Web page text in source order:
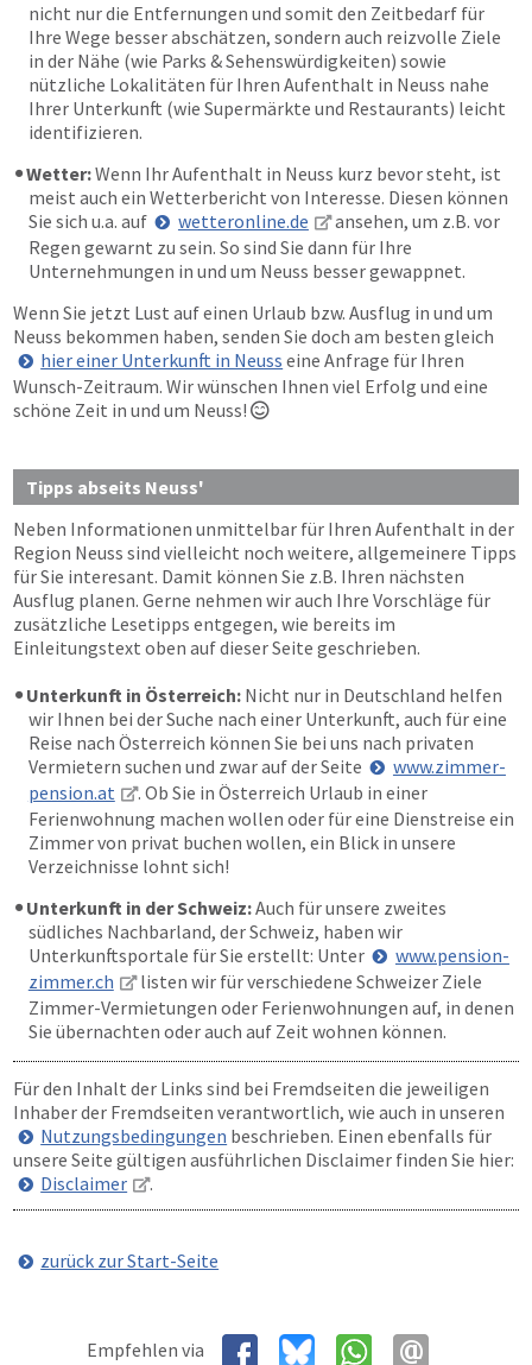
nicht nur die Entfernungen und somit den Zeitbedarf für
Ihre Wege besser abschätzen, sondern auch reizvolle Ziele
in der Nähe (wie Parks & Sehenswürdigkeiten) sowie
nützliche Lokalitäten für Ihren Aufenthalt in Neuss nahe
Ihrer Unterkunft (wie Supermärkte und Restaurants) leicht
identifizieren.
Wetter:Wenn Ihr Aufenthalt in Neuss kurz bevor steht, ist
meist auch ein Wetterbericht von Interesse. Diesen können
Sie sich u.a. auf
wetteronline.de
ansehen, um z.B. vor
Regen gewarnt zu sein. So sind Sie dann für Ihre
Unternehmungen in und um Neuss besser gewappnet.
Wenn Sie jetzt Lust auf einen Urlaub bzw. Ausflug in und um
Neuss bekommen haben, senden Sie doch am besten gleich
hier einer Unterkunft in Neuss eine Anfrage für Ihren
Wunsch-Zeitraum. Wir wünschen Ihnen viel Erfolg und eine
schöne Zeit in und um Neuss! 
Tipps abseits Neuss'
Neben Informationen unmittelbar für Ihren Aufenthalt in der
Region Neuss sind vielleicht noch weitere, allgemeinere Tipps
für Sie interesant. Damit können Sie z.B. Ihren nächsten
Ausflug planen. Gerne nehmen wir auch Ihre Vorschläge für
zusätzliche Lesetipps entgegen, wie bereits im
Einleitungstext oben auf dieser Seite geschrieben.
Unterkunft in Österreich: Nicht nur in Deutschland helfen
wir Ihnen bei der Suche nach einer Unterkunft, auch für eine
Reise nach Österreich können Sie bei uns nach privaten
Vermietern suchen und zwar auf der Seite
www.zimmer-
pension.at
. Ob Sie in Österreich Urlaub in einer
Ferienwohnung machen wollen oder für eine Dienstreise ein
Zimmer von privat buchen wollen, ein Blick in unsere
Verzeichnisse lohnt sich!
Unterkunft in der Schweiz:Auch für unsere zweites
südliches Nachbarland, der Schweiz, haben wir
Unterkunftsportale für Sie erstellt: Unter
www.pension-
zimmer.ch
listen wir für verschiedene Schweizer Ziele
Zimmer-Vermietungen oder Ferienwohnungen auf, in denen
Sie übernachten oder auch auf Zeit wohnen können.
Für den Inhalt der Links sind bei Fremdseiten die jeweiligen
Inhaber der Fremdseiten verantwortlich, wie auch in unseren
Nutzungsbedingungen beschrieben. Einen ebenfalls für
unsere Seite gültigen ausführlichen Disclaimer finden Sie hier:
Disclaimer
.
zurück zur Start-Seite
Empfehlen via